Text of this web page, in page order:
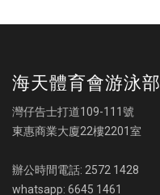
海天體育會游泳部
灣仔告士打道109-111號
東惠商業大廈22樓2201室
辦公時間電話: 2572 1428
whatsapp: 6645 1461